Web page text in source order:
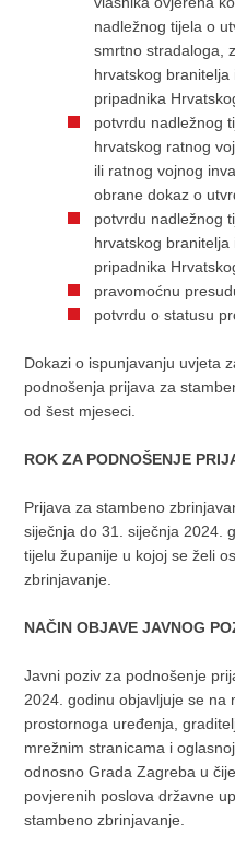
nadležnog tijela o
smrtno stradaloga,
hrvatskog
pripadnika
potvrdu nadležnog
hrvatskog ratnog
ili ratnog vojnog
obrane dokaz o
potvrdu nadležnog
hrvatskog
pripadnika
pravomoćnu
potvrdu o statusu
Dokazi o ispunjavanju uvjeta
podnošenja prijava za
od šest mjeseci.
ROK ZA PODNOŠENJE
Prijava za stambeno
siječnja do 31. siječnja 2024.
tijelu županije u kojoj se želi
zbrinjavanje.
NAČIN OBJAVE JAVNOG
Javni poziv za podnošenje
2024. godinu objavljuje se na
prostornoga uređenja,
mrežnim stranicama i
odnosno Grada Zagreba u
povjerenih poslova državne
stambeno zbrinjavanje.